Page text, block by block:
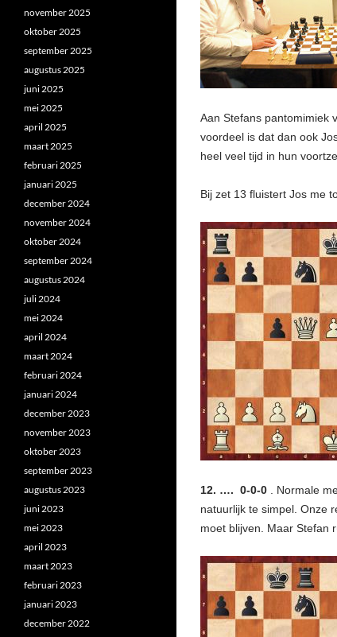
Aan Stefans pantomimiek
voordeel is dat dan ook
heel veel tijd in hun
Bij zet 13 fluistert Jos me
12. …. 0-0-0 . Normale
natuurlijk te simpel. Onze
moet blijven. Maar Stefan
november 2025
oktober 2025
september 2025
augustus 2025
juni 2025
mei 2025
april 2025
maart 2025
februari 2025
januari 2025
december 2024
november 2024
oktober 2024
september 2024
augustus 2024
juli 2024
mei 2024
april 2024
maart 2024
februari 2024
januari 2024
december 2023
november 2023
oktober 2023
september 2023
augustus 2023
juni 2023
mei 2023
april 2023
maart 2023
februari 2023
januari 2023
december 2022